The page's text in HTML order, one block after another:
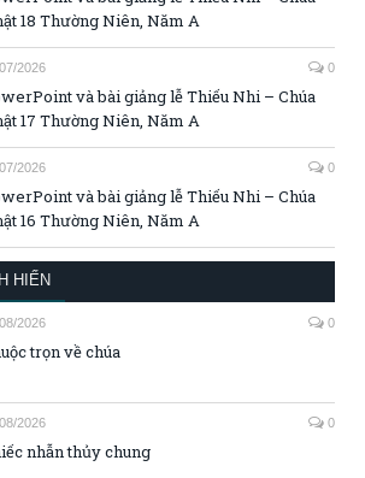
18 Thường Niên, Năm A
2026 0
và bài giảng lễ Thiếu Nhi – Chúa
17 Thường Niên, Năm A
2026 0
và bài giảng lễ Thiếu Nhi – Chúa
16 Thường Niên, Năm A
HIẾN
2026 0
trọn về chúa
2026 0
nhẫn thủy chung